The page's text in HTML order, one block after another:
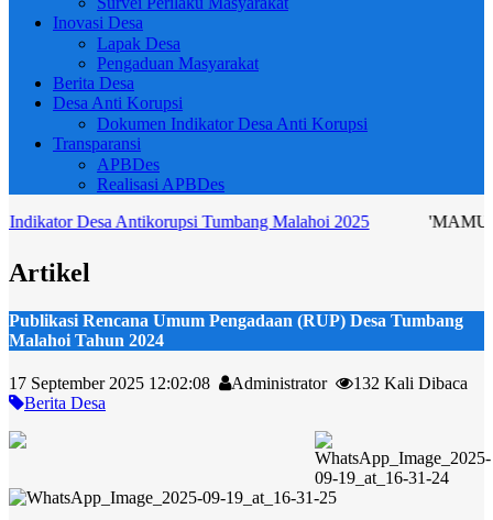
Inovasi Desa
Lapak Desa
Pengaduan Masyarakat
Berita Desa
Desa Anti Korupsi
Dokumen Indikator Desa Anti Korupsi
Transparansi
APBDes
Realisasi APBDes
Desa Antikorupsi Tumbang Malahoi 2025
'MAMUT
Artikel
Publikasi Rencana Umum Pengadaan (RUP) Desa Tumbang
Malahoi Tahun 2024
17 September 2025 12:02:08 Administrator
132 Kali Dibaca
Berita Desa